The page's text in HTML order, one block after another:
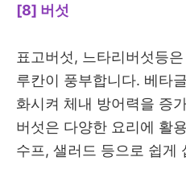
[8] 버섯
표고버섯, 느타리버섯등
루칸이 풍부합니다. 베타
화시켜 체내 방어력을 증
버섯은 다양한 요리에 활
수프, 샐러드 등으로 쉽게